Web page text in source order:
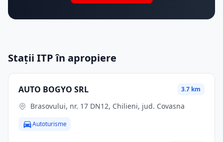
Stații ITP în apropiere
AUTO BOGYO SRL 3.7 km
Brasovului, nr. 17 DN12, Chilieni, jud. Covasna
Autoturisme